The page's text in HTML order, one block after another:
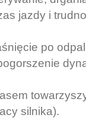
jazdy i
po
silnika).